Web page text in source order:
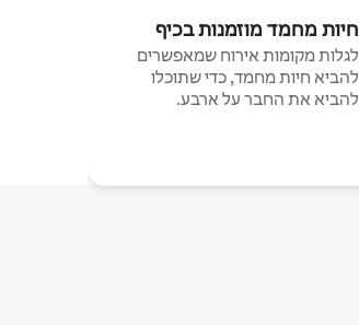
חיות מחמד מוזמנות בכיף
לגלות מקומות אירוח שמאפשרים
להביא חיות מחמד, כדי שתוכלו
להביא את החבר על ארבע.